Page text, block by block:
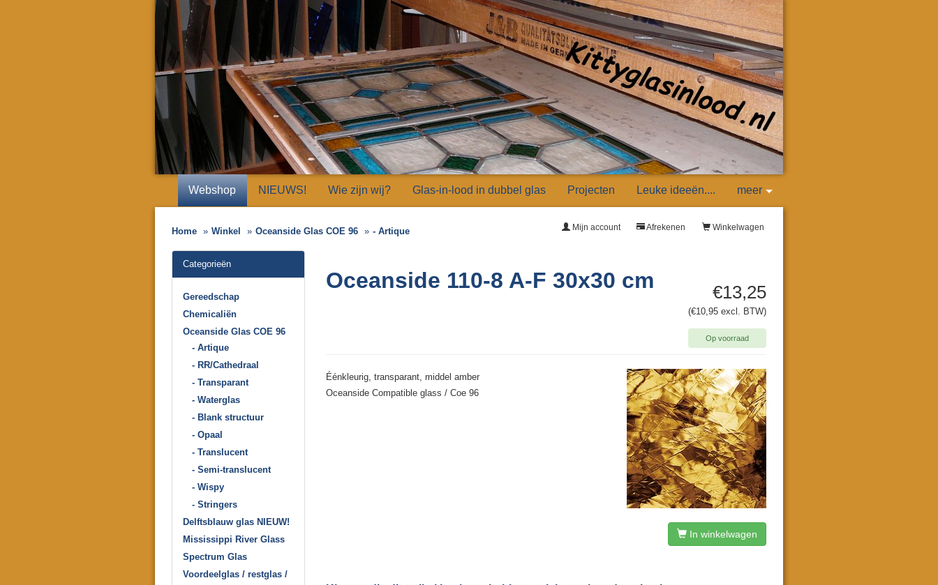
Webshop NIEUWS! Wie zijn wij? Glas-in-lood in dubbel glas Projecten Leuke ideeën.... meer
Home Winkel Oceanside Glas COE 96 - Artique Winkelwagen
Afrekenen
Mijn account
€13,25
(€10,95 excl. BTW)
Op voorraad
Oceanside 110-8 A-F 30x30 cm
Éénkleurig, transparant, middel amber
Oceanside Compatible glass / Coe 96
In winkelwagen
Categorieën
Gereedschap
Chemicaliën
Oceanside Glas COE 96
- Artique
- RR/Cathedraal
- Transparant
- Waterglas
- Blank structuur
- Opaal
- Translucent
- Semi-translucent
- Wispy
- Stringers
Delftsblauw glas NIEUW!
Mississippi River Glass
Spectrum Glas
Voordeelglas / restglas /